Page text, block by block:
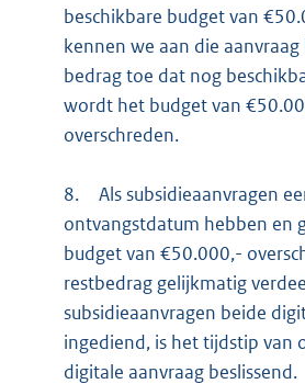
beschikbare budget van
kennen we aan die
bedrag toe dat nog
wordt het budget van
overschreden.
8.
Als subsidieaanvragen
ontvangstdatum hebben en
budget van €50.000,-
restbedrag gelijkmatig
subsidieaanvragen beide
ingediend, is het tijdstip van
digitale aanvraag beslissend.